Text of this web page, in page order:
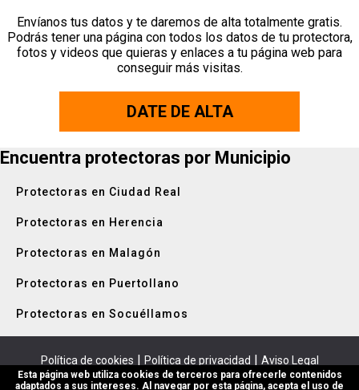
Envíanos tus datos y te daremos de alta totalmente gratis.
Podrás tener una página con todos los datos de tu protectora,
fotos y videos que quieras y enlaces a tu página web para
conseguir más visitas.
DATE DE ALTA
Encuentra protectoras por Municipio
Protectoras en Ciudad Real
Protectoras en Herencia
Protectoras en Malagón
Protectoras en Puertollano
Protectoras en Socuéllamos
Esta página web utiliza cookies de terceros para ofrecerle contenidos
adaptados a sus intereses. Al navegar por esta página, acepta el uso de
Política de cookies Política de privacidad Aviso Legal
protectoras.es - 2026